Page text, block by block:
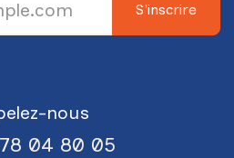
S'inscrire
nous
04 80 05